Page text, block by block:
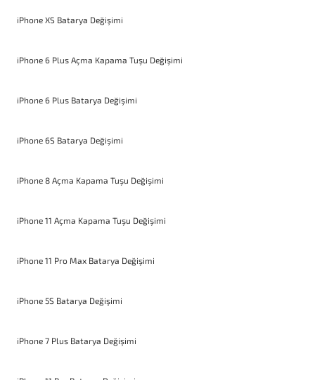
iPhone XS Batarya Değişimi
iPhone 6 Plus Açma Kapama Tuşu Değişimi
iPhone 6 Plus Batarya Değişimi
iPhone 6S Batarya Değişimi
iPhone 8 Açma Kapama Tuşu Değişimi
iPhone 11 Açma Kapama Tuşu Değişimi
iPhone 11 Pro Max Batarya Değişimi
iPhone 5S Batarya Değişimi
iPhone 7 Plus Batarya Değişimi